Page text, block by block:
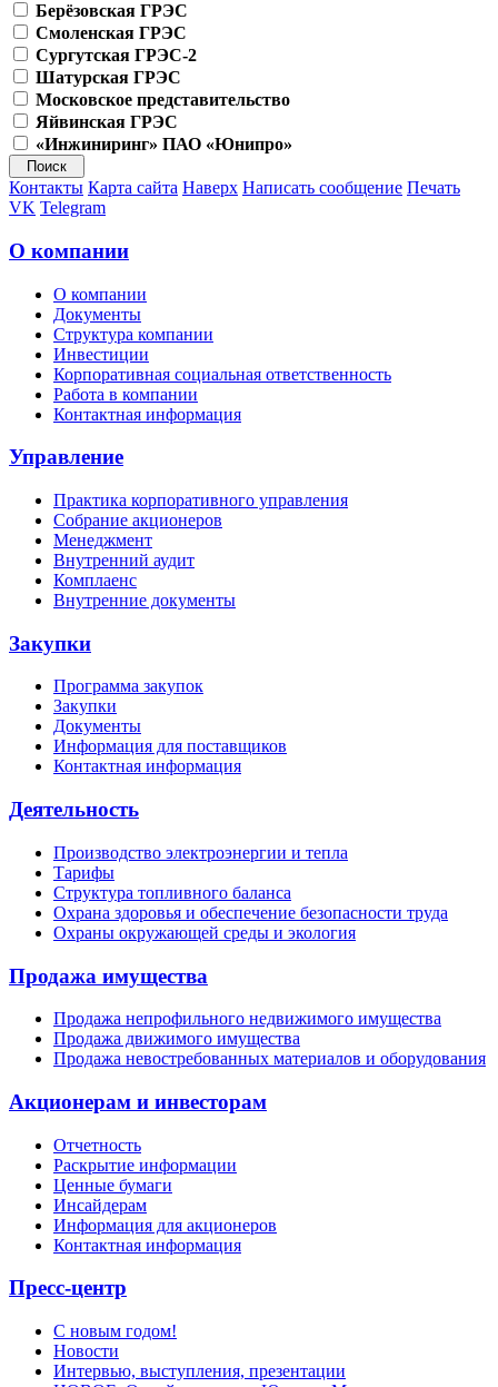
Берёзовская ГРЭС
Смоленская ГРЭС
Сургутская ГРЭС-2
Шатурская ГРЭС
Московское представительство
Яйвинская ГРЭС
«Инжиниринг» ПАО «Юнипро»
Контакты Карта сайта Наверх Написать сообщение Печать
VK Telegram
О компании
О компании
Документы
Структура компании
Инвестиции
Корпоративная социальная ответственность
Работа в компании
Контактная информация
Управление
Практика корпоративного управления
Собрание акционеров
Менеджмент
Внутренний аудит
Комплаенс
Внутренние документы
Закупки
Программа закупок
Закупки
Документы
Информация для поставщиков
Контактная информация
Деятельность
Производство электроэнергии и тепла
Тарифы
Структура топливного баланса
Охрана здоровья и обеспечение безопасности труда
Охраны окружающей среды и экология
Продажа имущества
Продажа непрофильного недвижимого имущества
Продажа движимого имущества
Продажа невостребованных материалов и оборудования
Акционерам и инвесторам
Отчетность
Раскрытие информации
Ценные бумаги
Инсайдерам
Информация для акционеров
Контактная информация
Пресс-центр
С новым годом!
Новости
Интервью, выступления, презентации